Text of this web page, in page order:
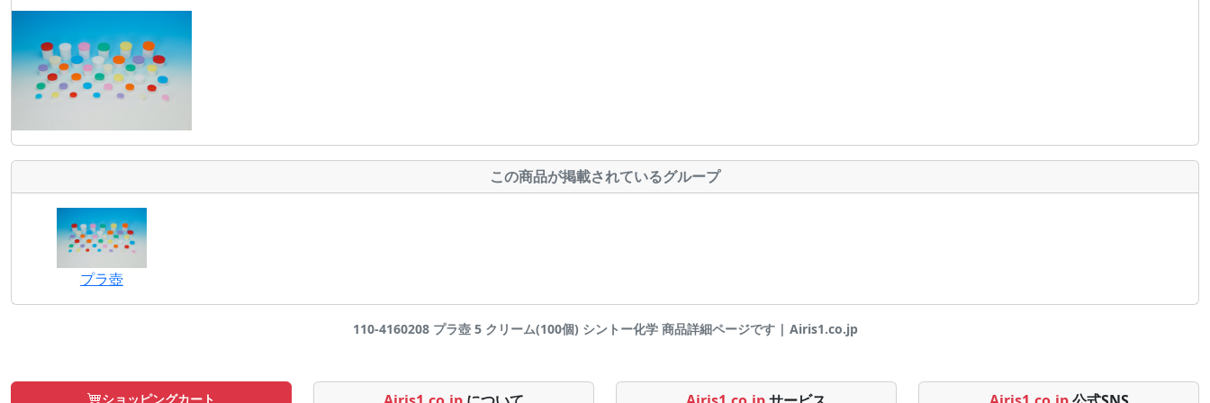
この商品が掲載されているグループ
プラ壺
110-4160208 プラ壺 5 クリーム(100個) シントー化学 商品詳細ページです | Airis1.co.jp
ショッピングカート